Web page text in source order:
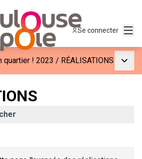
Se connecter
quartier ! 2023 / RÉALISATIONS